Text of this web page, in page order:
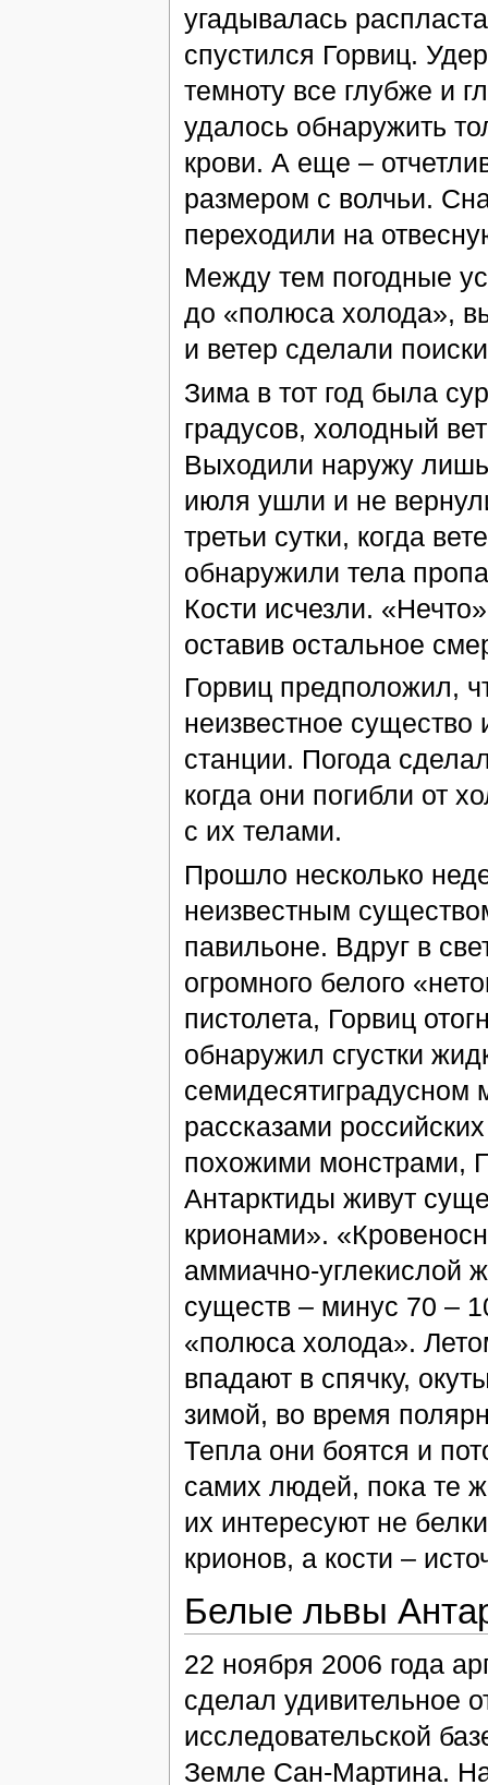
угадывалась
спустился Горвиц.
темноту все глубже и
удалось обнаружить
крови. А еще –
размером с волчьи.
переходили на
Между тем погодные
до «полюса холода»,
и ветер сделали
Зима в тот год была
градусов, холодный
Выходили наружу
июля ушли и не
третьи сутки, когда
обнаружили тела
Кости исчезли.
оставив остальное
Горвиц предположил,
неизвестное существо
станции. Погода
когда они погибли от
с их телами.
Прошло несколько
неизвестным
павильоне. Вдруг в
огромного белого
пистолета, Горвиц
обнаружил сгустки
семидесятиградусном
рассказами
похожими монстрами,
Антарктиды живут
крионами».
аммиачно-углекислой
существ – минус 70 –
«полюса холода».
впадают в спячку,
зимой, во время
Тепла они боятся и
самих людей, пока те
их интересуют не
крионов, а кости –
Белые львы
22 ноября 2006 года
сделал удивительное
исследовательской
Земле Сан-Мартина.